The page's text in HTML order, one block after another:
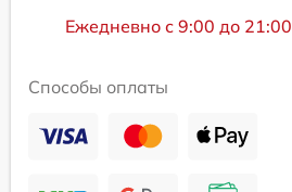
Ежедневно с 9:00 до 21:00
Способы оплаты